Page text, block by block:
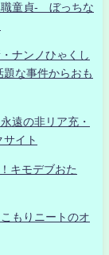
童貞- ぼっちな
ナンノひゃくし
な事件からおも
遠の非リア充・
イト
キモデブおた
もりニートのオ